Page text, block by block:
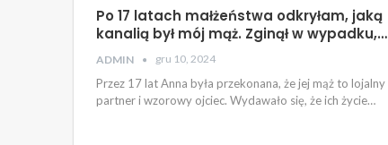
Po 17 latach małżeństwa odkryłam, jaką
kanalią był mój mąż. Zginął w wypadku,…
ADMIN gru 10, 2024
Przez 17 lat Anna była przekonana, że jej mąż to lojalny
partner i wzorowy ojciec. Wydawało się, że ich życie…